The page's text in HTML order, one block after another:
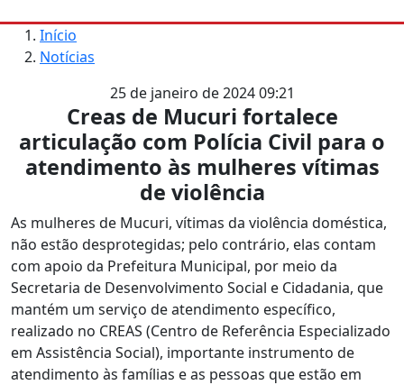
Início
Notícias
25 de janeiro de 2024 09:21
Creas de Mucuri fortalece
articulação com Polícia Civil para o
atendimento às mulheres vítimas
de violência
As mulheres de Mucuri, vítimas da violência doméstica,
não estão desprotegidas; pelo contrário, elas contam
com apoio da Prefeitura Municipal, por meio da
Secretaria de Desenvolvimento Social e Cidadania, que
mantém um serviço de atendimento específico,
realizado no CREAS (Centro de Referência Especializado
em Assistência Social), importante instrumento de
atendimento às famílias e as pessoas que estão em